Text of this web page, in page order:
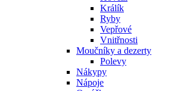
Králík
Ryby
Vepřové
Vnitřnosti
Moučníky a dezerty
Polevy
Nákypy
Nápoje